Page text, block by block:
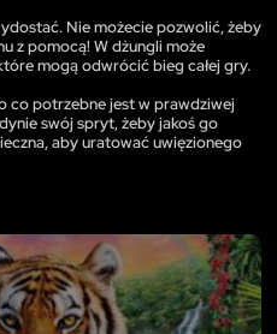
Nie możecie pozwolić, żeby
z pomocą! W dżungli może
mogą odwrócić bieg całej gry.
co potrzebne jest w prawdziwej
swój spryt, żeby jakoś go
aby uratować uwięzionego